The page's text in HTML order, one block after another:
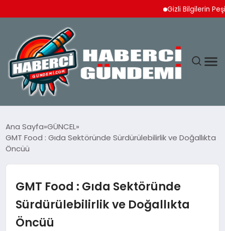
Gizli Bilgilerin
YAŞAM
DÜNYA
Ana Sayfa GÜNCEL
GMT Food : Gıda Sektöründe Sürdürülebilirlik ve Doğallıkta
Öncüü
GMT Food : Gıda Sektöründe
Sürdürülebilirlik ve Doğallıkta
Öncüü